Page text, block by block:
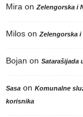
Mira on Zelengorska i
Milos on Zelengorska
Bojan on Satarašijada
Sasa on Komunalne
korisnika